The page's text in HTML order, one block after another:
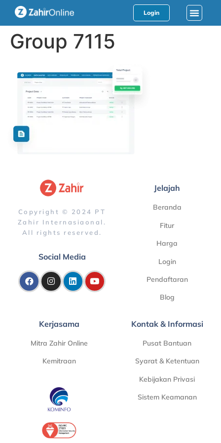
Login
Group 7115
Copyright © 2024 PT
Zahir Internasiaonal.
All rights reserved.
Social Media
Jelajah
Beranda
Fitur
Harga
Login
Pendaftaran
Blog
Kerjasama
Mitra Zahir Online
Kemitraan
Kontak & Informasi
Pusat Bantuan
Syarat & Ketentuan
Kebijakan Privasi
Sistem Keamanan